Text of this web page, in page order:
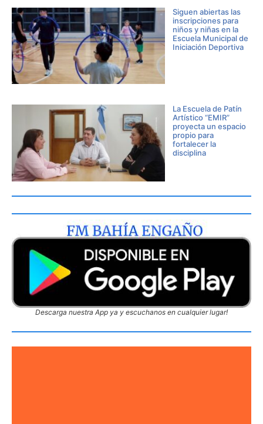
Siguen abiertas las
inscripciones para
niños y niñas en la
Escuela Municipal de
Iniciación Deportiva
La Escuela de Patín
Artístico “EMIR”
proyecta un espacio
propio para
fortalecer la
disciplina
Descarga nuestra App ya y escuchanos en cualquier lugar!